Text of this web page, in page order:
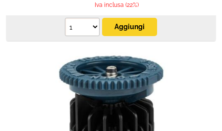
Iva inclusa (22%)